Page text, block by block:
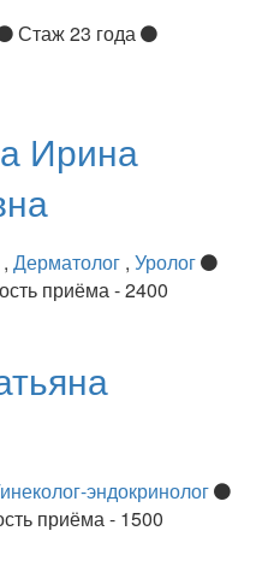
Стаж 23 года
Ирина
, Дерматолог , Уролог
приёма - 2400
эндокринолог
приёма - 1500